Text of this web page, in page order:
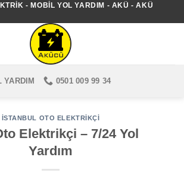
- MOBIL YOL YARDIM - AKÜ - AKÜ
YARDIM 0501 009 99 34
İSTANBUL OTO ELEKTRIKÇI
Elektrikçi – 7/24 Yol
Yardım